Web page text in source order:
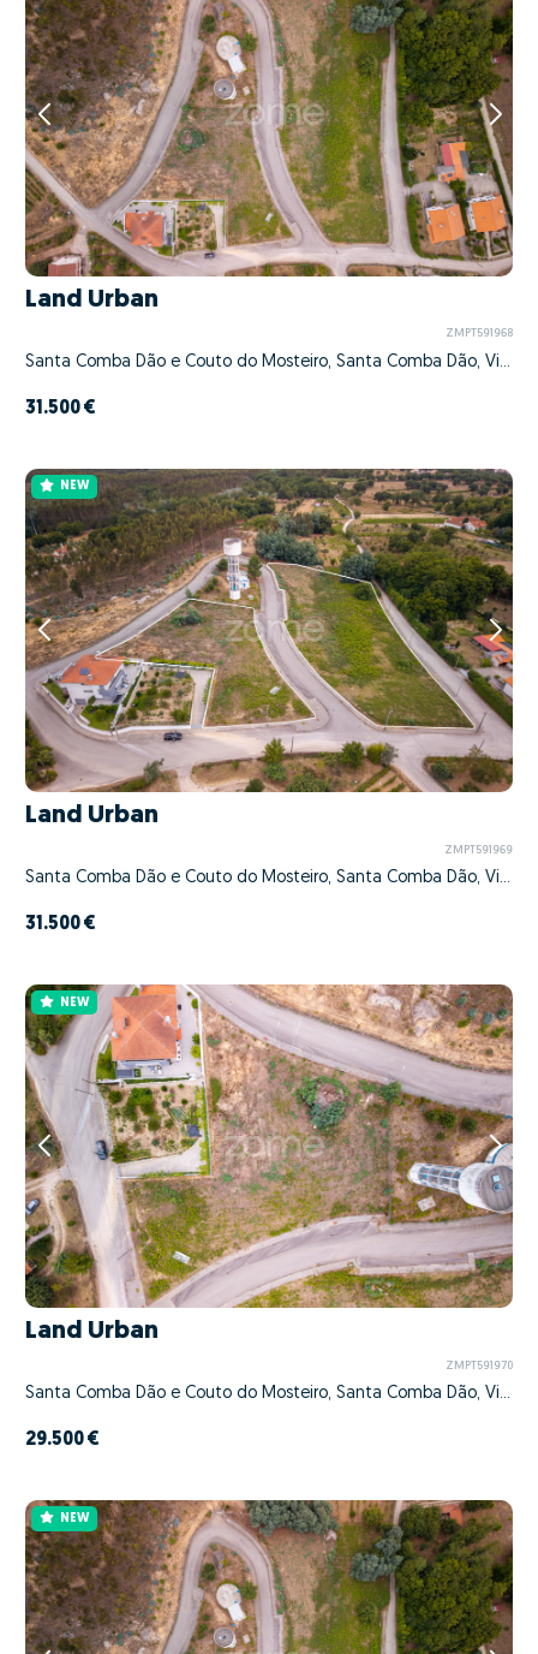
Land Urban
ZMPT591968
Santa Comba Dão e Couto do Mosteiro, Santa Comba Dão, Viseu
31.500 €
NEW
Land Urban
ZMPT591969
Santa Comba Dão e Couto do Mosteiro, Santa Comba Dão, Viseu
31.500 €
NEW
Land Urban
ZMPT591970
Santa Comba Dão e Couto do Mosteiro, Santa Comba Dão, Viseu
29.500 €
NEW